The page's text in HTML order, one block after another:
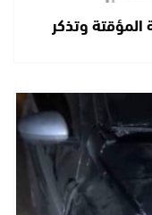
المؤقتة وتذكر